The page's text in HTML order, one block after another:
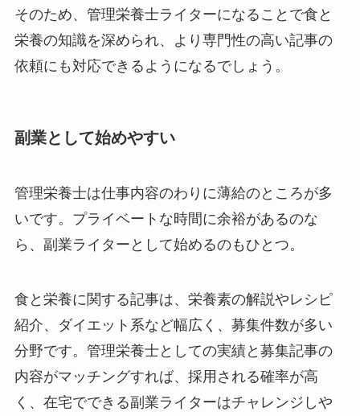
そのため、管理栄養士ライターになることで食と
栄養の知識を深められ、より専門性の高い記事の
依頼にも対応できるようになるでしょう。
副業として始めやすい
管理栄養士は仕事内容のわりに薄給のところが多
いです。プライベートな時間に余裕があるのな
ら、副業ライターとして始めるのもひとつ。
食と栄養に関する記事は、栄養素の解説やレシピ
紹介、ダイエット系など幅広く、募集件数が多い
分野です。管理栄養士としての実績と募集記事の
内容がマッチングすれば、採用される確率が高
く、在宅でできる副業ライターはチャレンジしや